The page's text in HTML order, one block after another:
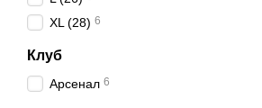
XL (28) 6
Клуб
Арсенал 6